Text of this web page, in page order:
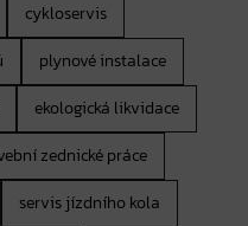
cykloservis
plynové instalace
ekologická likvidace
zednické práce
servis jízdního kola